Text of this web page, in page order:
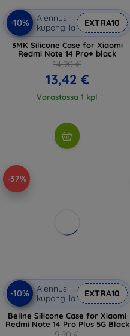
-10%
Alennus
kupongilla
EXTRA10
3MK Silicone Case for Xiaomi
Redmi Note 14 Pro+ black
14,90 €
13,42 €
Varastossa 1 kpl
-37%
-10%
Alennus
kupongilla
EXTRA10
Beline Silicone Case for Xiaomi
Redmi Note 14 Pro Plus 5G Black